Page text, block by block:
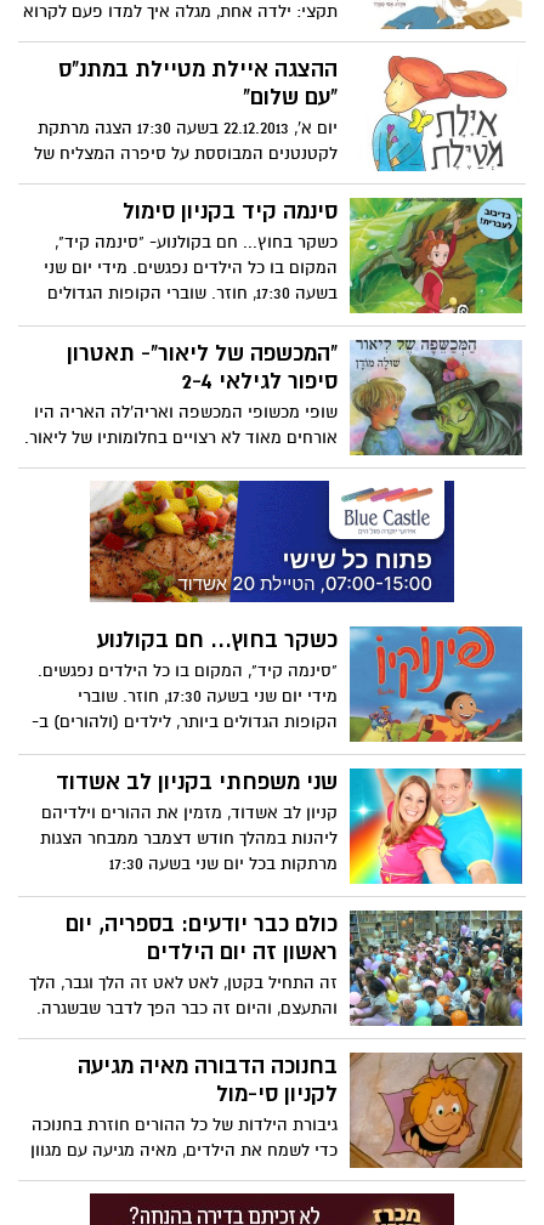
תקצי: ילדה אחת, מגלה איך למדו פעם לקרוא
ולכתוב.. סיפורים על סבא רפאל ועל האותיות
מדבש ועל לימוד הקריאה שהופך לחגיגה
מתוקה.. פעם, בימים אחרים כשסבא היה עוד
האותיות... ההצגה תתקיים: ביום ראשון
29/12/13 בשעה 17:00 בספריה כניסה חופשית
ההצגה איילת מטיילת במתנ"ס
"עם שלום"
יום א', 22.12.2013 בשעה 17:30 הצגה מרתקת
לקטנטנים המבוססת על סיפרה המצליח של
סופרת הילדים, רינת הופר. ההצגה תקסים
את הילדים על שלל דמויות מעניינות ותכבוש
סינמה קיד בקניון סימול
כשקר בחוץ... חם בקולנוע- "סינמה קיד",
המקום בו כל הילדים נפגשים. מידי יום שני
בשעה 17:30, חוזר. שוברי הקופות הגדולים
אז שימו את הילדים בקולנוע וצאו לשופינג או
סתם לכוס קפה בקניון סי-מול.
"המכשפה של ליאור"- תאטרון
סיפור לגילאי 2-4
שופי מכשופי המכשפה ואריה'לה האריה היו
אורחים מאוד לא רצויים בחלומותיו של ליאור.
פעמים רבות הוא היה מתעורר בבהלה,
כשהוא חש את נוכחותם בחדר, וכולו פחד.
ליאור לא העז להסתכל עליהם, להציץ מי הם
באמת, והתכרבל מכווץ מתחת לשמיכה. "שופי
שופי מכשופי", הציגה את עצמה המכשפה
והתחילה לדבר עם ליאור, ולאט לאט התבררו
נראתה כל כל כמו שליאור דמיין, והנה גם היא
לפעמים טובה ולפעמים רעה, ובעצם - כן -
אפילו נחמדה. דרך הפגישה המפתיעה עם
המכשפה, למד ליאור שלא כל מה שמפחיד
את נושא הפחד - הוא מפחיד הרבה פחות.
כשקר בחוץ... חם בקולנוע
"סינמה קיד", המקום בו כל הילדים נפגשים.
מידי יום שני בשעה 17:30, חוזר. שוברי
הקופות הגדולים ביותר, לילדים (ולהורים) ב-
בקולנוע וצאו לשופינג או סתם לכוס קפה
שני משפחתי בקניון לב אשדוד
קניון לב אשדוד, מזמין את ההורים וילדיהם
ליהנות במהלך חודש דצמבר ממבחר הצגות
מרתקות בכל יום שני בשעה 17:30
כולם כבר יודעים: בספריה, יום
ראשון זה יום הילדים
זה התחיל בקטן, לאט לאט זה הלך וגבר, הלך
והתעצם, והיום זה כבר הפך לדבר שבשגרה.
מדי יום ראשון אחה"צ, מגיעים ילדים והורים
לפעילות חופשית בספריה העירונית. הפעילות
כוללת שעת סיפור, הצגה, יצירה או הפעלה.
בדיוק מה שהילדים אוהבים.
בחנוכה הדבורה מאיה מגיעה
לקניון סי-מול
גיבורת הילדות של כל ההורים חוזרת בחנוכה
כדי לשמח את הילדים, מאיה מגיעה עם מגוון
הדמויות והחברים להפנינג חנוכה הכולל
חמישה מתחמים וסדנאות מדליקות שיחזירו